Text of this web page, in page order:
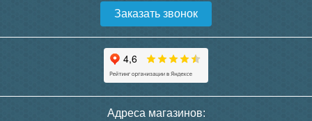
Заказать звонок
Адреса магазинов: